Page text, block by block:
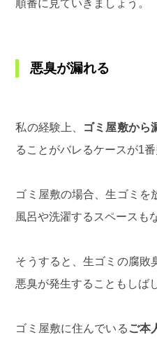
順番に見ていきましょう。
悪臭が漏れる
私の経験上、 ゴミ屋敷から
ることがバレるケースが1番
ゴミ屋敷の場合、生ゴミを
風呂や洗濯するスペースも
そうすると、生ゴミの腐敗
悪臭が発生することもしば
ゴミ屋敷に住んでいる ご本